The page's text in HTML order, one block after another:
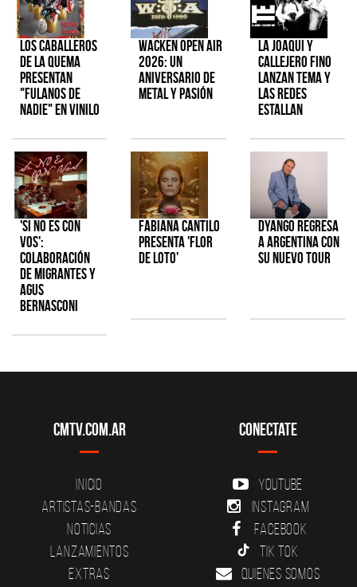
Los Caballeros
de la Quema
presentan
"Fulanos de
Nadie" en vinilo
Wacken Open Air
2026: Un
aniversario de
metal y pasión
La Joaqui y
Callejero Fino
lanzan tema y
las redes
estallan
'Si No Es Con
Vos':
colaboración
de Migrantes y
Agus
Bernasconi
Fabiana Cantilo
presenta 'Flor
de Loto'
Dyango regresa
a Argentina con
su nuevo tour
CMTV.com.ar
Inicio
Artistas-Bandas
Noticias
Lanzamientos
Extras
Conectate
YouTube
Instagram
Facebook
Tik Tok
Quienes somos